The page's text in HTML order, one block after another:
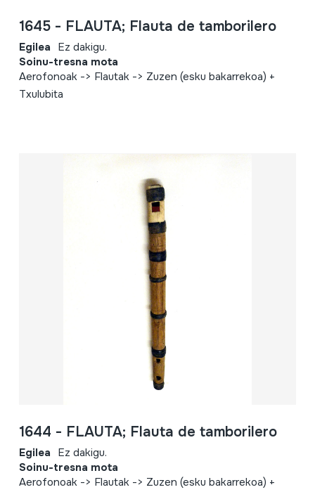
1645 - FLAUTA; Flauta de tamborilero
Egilea Ez dakigu.
Soinu-tresna mota
Aerofonoak -> Flautak -> Zuzen (esku bakarrekoa) +
Txulubita
1644 - FLAUTA; Flauta de tamborilero
Egilea Ez dakigu.
Soinu-tresna mota
Aerofonoak -> Flautak -> Zuzen (esku bakarrekoa) +